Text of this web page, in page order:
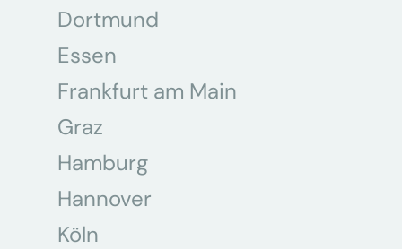
Dortmund
Essen
Frankfurt am Main
Graz
Hamburg
Hannover
Köln